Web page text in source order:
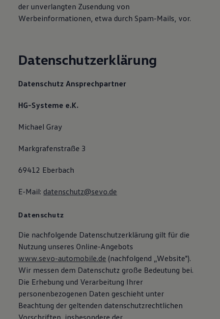
der unverlangten Zusendung von
Werbeinformationen, etwa durch Spam-Mails, vor.
Datenschutzerklärung
Datenschutz Ansprechpartner
HG-Systeme e.K.
Michael Gray
Markgrafenstraße 3
69412 Eberbach
E-Mail: datenschutz@sevo.de
Datenschutz
Die nachfolgende Datenschutzerklärung gilt für die
Nutzung unseres Online-Angebots
www.sevo-automobile.de (nachfolgend „Website").
Wir messen dem Datenschutz große Bedeutung bei.
Die Erhebung und Verarbeitung Ihrer
personenbezogenen Daten geschieht unter
Beachtung der geltenden datenschutzrechtlichen
Vorschriften, insbesondere der